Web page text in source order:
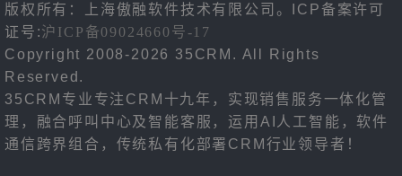
版权所有：上海傲融软件技术有限公司。ICP备案许可
证号:沪ICP备09024660号-17
Copyright 2008-2026 35CRM. All Rights
Reserved.
35CRM专业专注CRM十九年，实现销售服务一体化管
理，融合呼叫中心及智能客服，运用AI人工智能，软件
通信跨界组合，传统私有化部署CRM行业领导者！